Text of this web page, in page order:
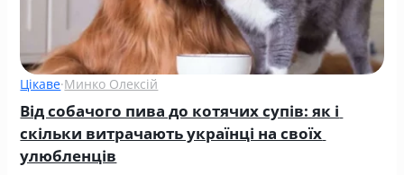
Цікаве·Минко Олексій
Від собачого пива до котячих супів: як і
скільки витрачають українці на своїх
улюбленців